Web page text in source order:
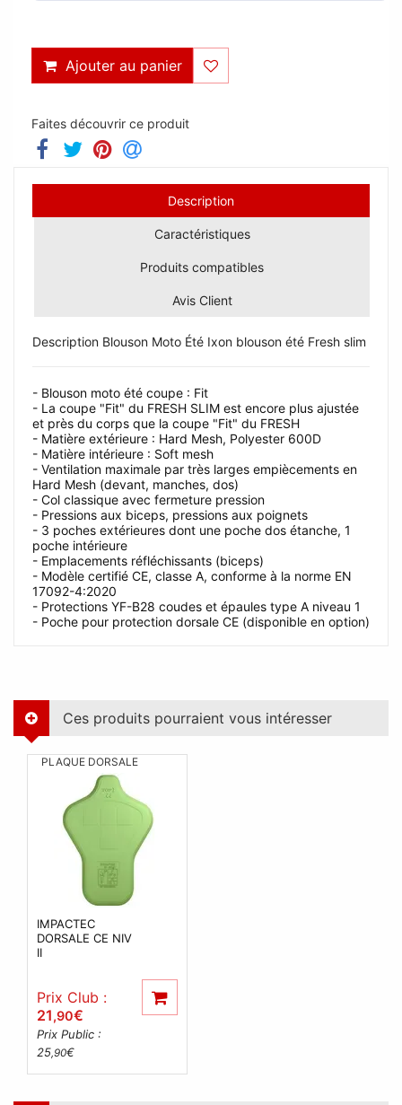
Ajouter au panier
Faites découvrir ce produit
Description
Caractéristiques
Produits compatibles
Avis Client
Description Blouson Moto Été Ixon blouson été Fresh slim
- Blouson moto été coupe : Fit
- La coupe "Fit" du FRESH SLIM est encore plus ajustée
et près du corps que la coupe "Fit" du FRESH
- Matière extérieure : Hard Mesh, Polyester 600D
- Matière intérieure : Soft mesh
- Ventilation maximale par très larges empiècements en
Hard Mesh (devant, manches, dos)
- Col classique avec fermeture pression
- Pressions aux biceps, pressions aux poignets
- 3 poches extérieures dont une poche dos étanche, 1
poche intérieure
- Emplacements réfléchissants (biceps)
- Modèle certifié CE, classe A, conforme à la norme EN
17092-4:2020
- Protections YF-B28 coudes et épaules type A niveau 1
- Poche pour protection dorsale CE (disponible en option)
Ces produits pourraient vous intéresser
PLAQUE DORSALE
IMPACTEC
DORSALE CE NIV
II
Prix Club :
21,90€
Prix Public :
25,90€